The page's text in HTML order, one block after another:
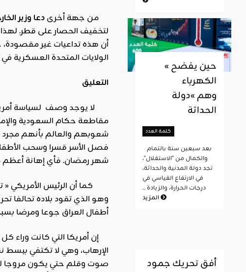
من جهة أخرىدعاوزير
لتخفيف الحصار على قطر. لهذا
أن هذه تداعيات غير مقصودة،
الولايات المتحدة العسكرية
التعليق
لا يوجد وصف لسياسة أمريكا
مقاطعة حكام السعودية
شعوبهم والعالم بأنهم مجرد
فصل الأسر قسرا وسحب
شهر رمضان. فأي إهانة
كما أن الرئيس الأمريكي «
وهو الذي تقود بلاده تحالفا
أطفال العراق جوعا ومرضا
إن أمريكا التي كانت وراء
الإرهاب، وهي لا تكتفي
صوت وقلم حتي يكون مروجا
« حين يفضح
الكهرباء
وهم »دولة
الحداثة
كلمة العدد
والكمال من "الاستقلال"،
تجد دولة المدنية والحداثة،
في الارتفاع القياسي في
درجات الحرارة، والزيادة ...
المزيد
أفق تحريك جمود